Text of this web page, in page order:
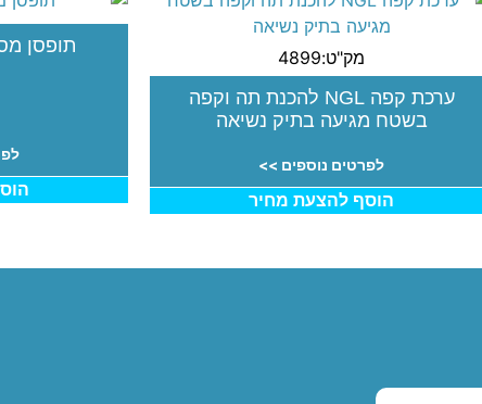
מק"ט:4899
ערכת קפה NGL להכנת תה וקפה
בשטח מגיעה בתיק נשיאה
לפרטים נוספים >>
הוסף להצעת מחיר
תופסן